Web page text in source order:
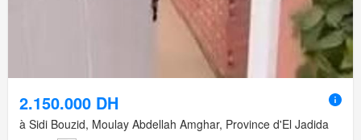
2.150.000 DH
à Sidi Bouzid, Moulay Abdellah Amghar, Province d'El Jadida